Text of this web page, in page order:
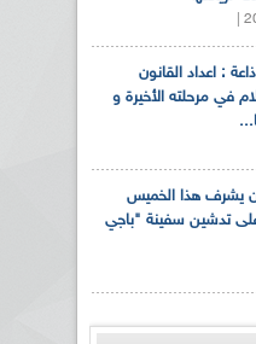
: اعداد القانون
في مرحلته الأخيرة و
يشرف هذا الخميس
على تدشين سفينة "باجي